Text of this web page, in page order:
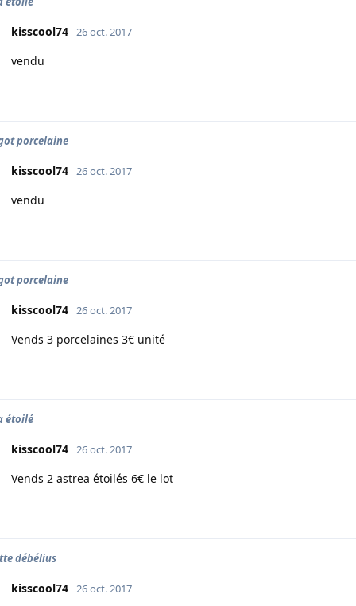
kisscool74 26 oct. 2017
vendu
porcelaine
kisscool74 26 oct. 2017
vendu
porcelaine
kisscool74 26 oct. 2017
Vends 3 porcelaines 3€ unité
étoilé
kisscool74 26 oct. 2017
Vends 2 astrea étoilés 6€ le lot
débélius
kisscool74 26 oct. 2017